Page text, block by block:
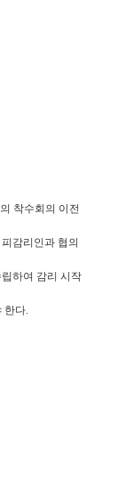
착수회의 이전
감리인과 협의
하여 감리 시작
한다.